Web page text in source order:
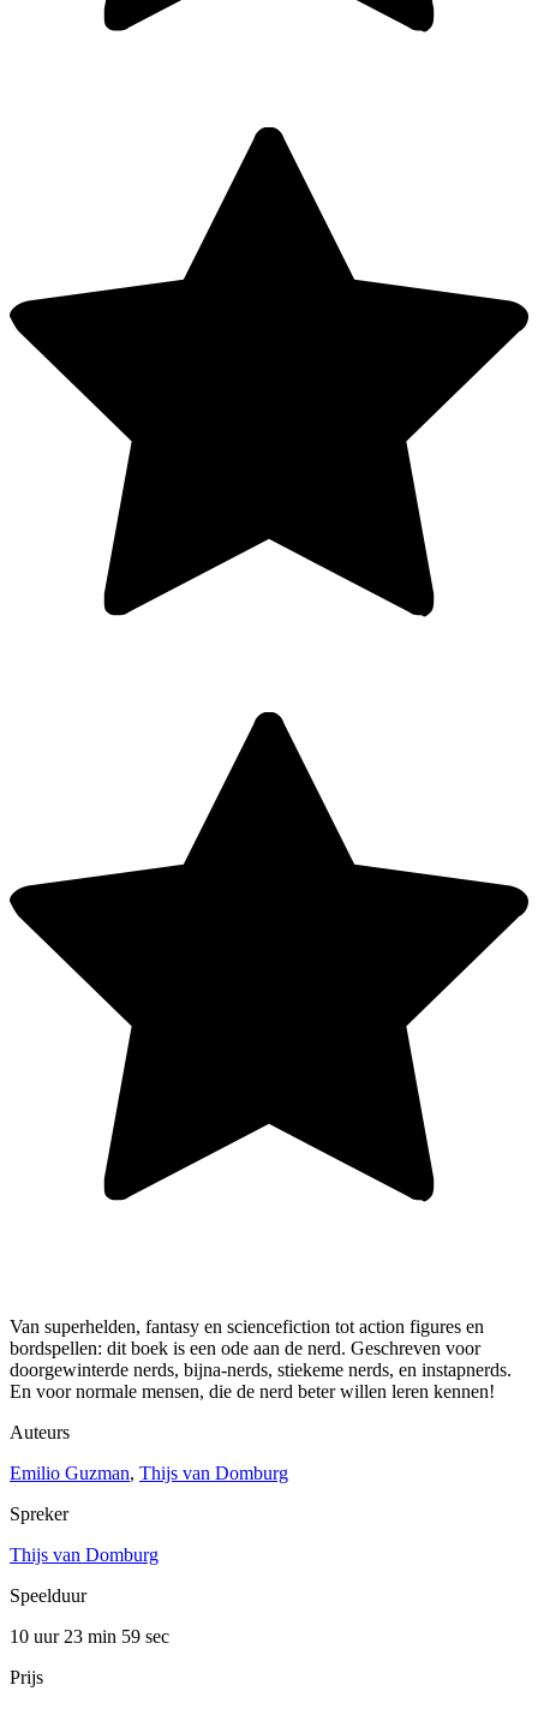
Van superhelden, fantasy en sciencefiction tot action figures en
bordspellen: dit boek is een ode aan de nerd. Geschreven voor
doorgewinterde nerds, bijna-nerds, stiekeme nerds, en instapnerds.
En voor normale mensen, die de nerd beter willen leren kennen!
Auteurs
Emilio Guzman, Thijs van Domburg
Spreker
Thijs van Domburg
Speelduur
10 uur 23 min 59 sec
Prijs